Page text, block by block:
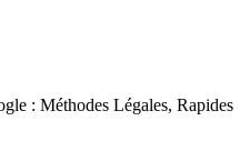
: Méthodes Légales, Rapides